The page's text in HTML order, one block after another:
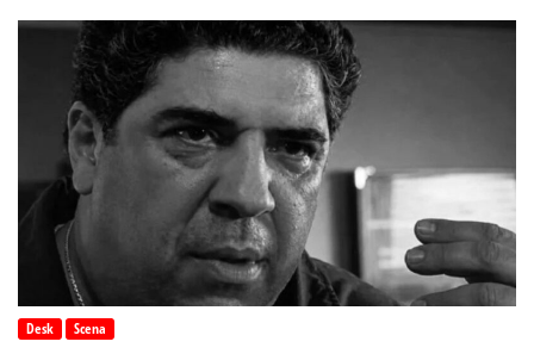
Desk Scena